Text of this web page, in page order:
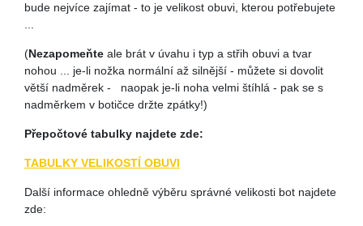
bude nejvíce zajímat - to je velikost obuvi, kterou potřebujete
(Nezapomeňte ale brát v úvahu i typ a střih obuvi a tvar
nohou ... je-li nožka normální až silnější - můžete si dovolit
větší nadměrek - naopak je-li noha velmi štíhlá - pak se s
nadměrkem v botičce držte zpátky!)
Přepočtové tabulky najdete zde:
TABULKY VELIKOSTÍ OBUVI
Další informace ohledně výběru správné velikosti bot najdete
zde: